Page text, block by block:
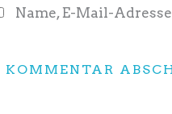
Name, E-Mail-